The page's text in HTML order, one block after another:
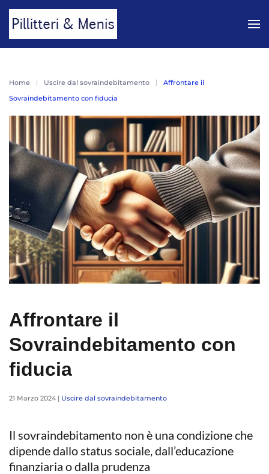
Skip to main content
Home Uscire dal sovraindebitamento
Affrontare il
Sovraindebitamento con fiducia
Affrontare il
Sovraindebitamento con
fiducia
21 Marzo 2024| Uscire dal sovraindebitamento
Il sovraindebitamento non è una condizione che
dipende dallo status sociale, dall’educazione
finanziaria o dalla prudenza